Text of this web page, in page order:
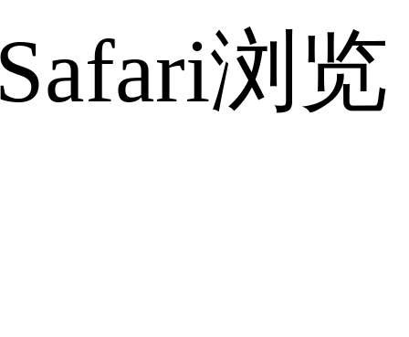
浏览